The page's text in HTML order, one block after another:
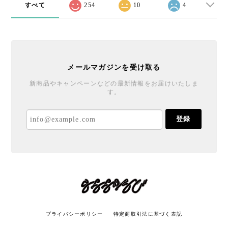
すべて 254 10 4
メールマガジンを受け取る
新商品やキャンペーンなどの最新情報をお届けいたしま
す。
登録
プライバシーポリシー 特定商取引法に基づく表記